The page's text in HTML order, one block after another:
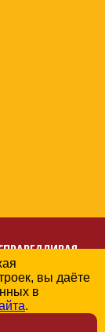
области
данных
вы даёте
в
.